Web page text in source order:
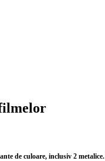
de culoare, inclusiv 2 metalice.